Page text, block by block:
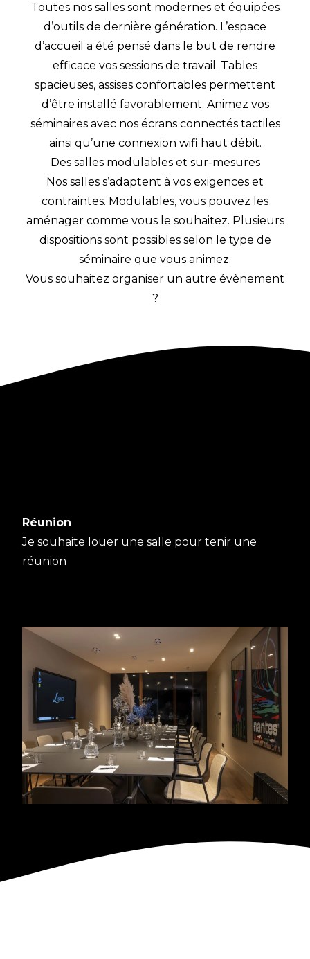
Toutes nos salles sont modernes et équipées
d’outils de dernière génération. L’espace
d’accueil a été pensé dans le but de rendre
efficace vos sessions de travail. Tables
spacieuses, assises confortables permettent
d’être installé favorablement. Animez vos
séminaires avec nos écrans connectés tactiles
ainsi qu’une connexion wifi haut débit.
Des salles modulables et sur-mesures
Nos salles s’adaptent à vos exigences et
contraintes. Modulables, vous pouvez les
aménager comme vous le souhaitez. Plusieurs
dispositions sont possibles selon le type de
séminaire que vous animez.
Vous souhaitez organiser un autre évènement
?
Réunion
Je souhaite louer une salle pour tenir une
réunion